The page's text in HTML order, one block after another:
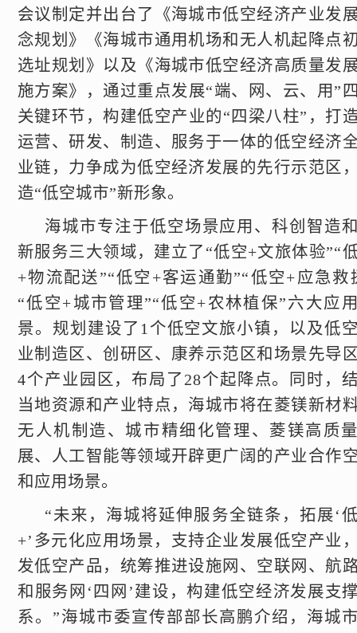
会议制定并出台了《海城市低空经济产业发
念规划》《海城市通用机场和无人机起降点
选址规划》以及《海城市低空经济高质量发
施方案》，通过重点发展“端、网、云、用”
关键环节，构建低空产业的“四梁八柱”，打
运营、研发、制造、服务于一体的低空经济
业链，力争成为低空经济发展的先行示范区
造“低空城市”新形象。
海城市专注于低空场景应用、科创智造
新服务三大领域，建立了“低空+文旅体验”“
+物流配送”“低空+客运通勤”“低空+应急救
“低空+城市管理”“低空+农林植保”六大应
景。规划建设了1个低空文旅小镇，以及低
业制造区、创研区、康养示范区和场景先导
4个产业园区，布局了28个起降点。同时，
当地资源和产业特点，海城市将在菱镁新材
无人机制造、城市精细化管理、菱镁高质
展、人工智能等领域开辟更广阔的产业合作
和应用场景。
“未来，海城将延伸服务全链条，拓展‘
+’多元化应用场景，支持企业发展低空产业
发低空产品，统筹推进设施网、空联网、航
和服务网‘四网’建设，构建低空经济发展支
系。”海城市委宣传部部长高鹏介绍，海城